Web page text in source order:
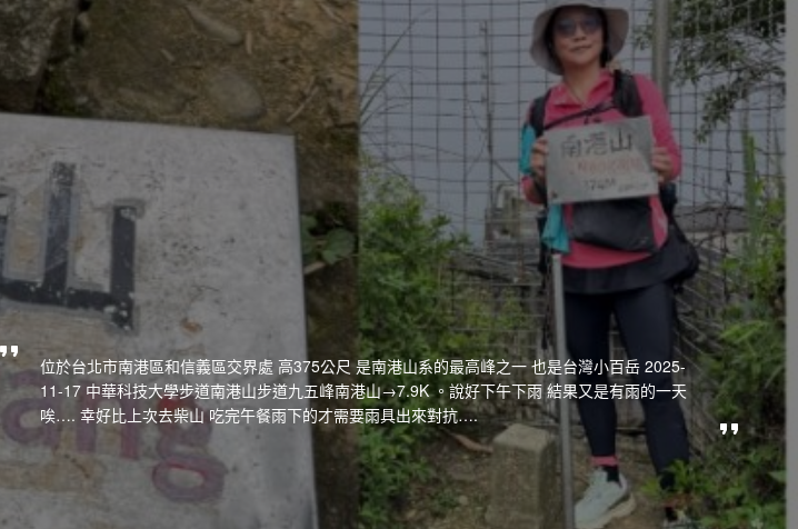
位於台北市南港區和信義區交界處 高375公尺 是南港山系的最高峰之一 也是台灣小百岳 2025-
11-17 中華科技大學步道南港山步道九五峰南港山→7.9K 。說好下午下雨 結果又是有雨的一天
唉…. 幸好比上次去柴山 吃完午餐雨下的才需要雨具出來對抗….